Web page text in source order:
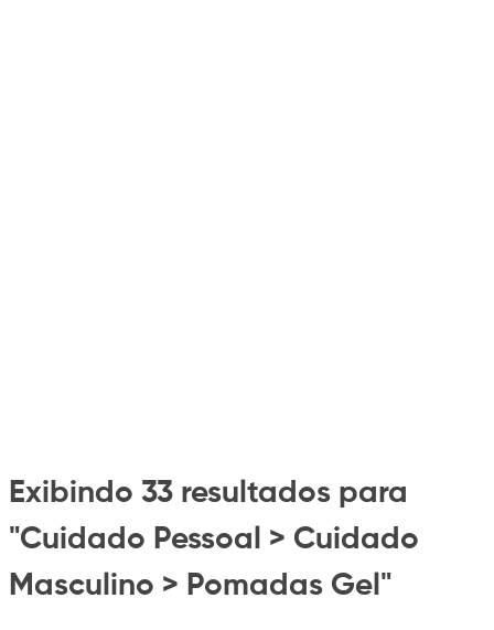
Exibindo 33 resultados para
"Cuidado Pessoal > Cuidado
Masculino > Pomadas Gel"